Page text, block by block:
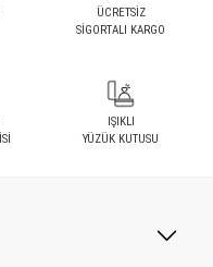
ÜCRETSİZ
SİGORTALI KARGO
IŞIKLI
YÜZÜK KUTUSU